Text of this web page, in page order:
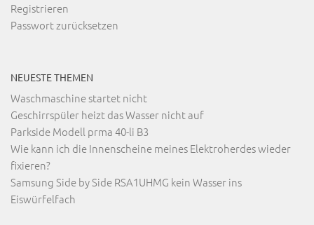
Registrieren
Passwort zurücksetzen
NEUESTE THEMEN
Waschmaschine startet nicht
Geschirrspüler heizt das Wasser nicht auf
Parkside Modell prma 40-li B3
Wie kann ich die Innenscheine meines Elektroherdes wieder
fixieren?
Samsung Side by Side RSA1UHMG kein Wasser ins
Eiswürfelfach